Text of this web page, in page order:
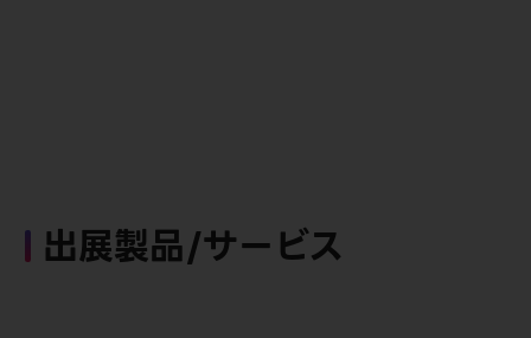
出展製品/サービス